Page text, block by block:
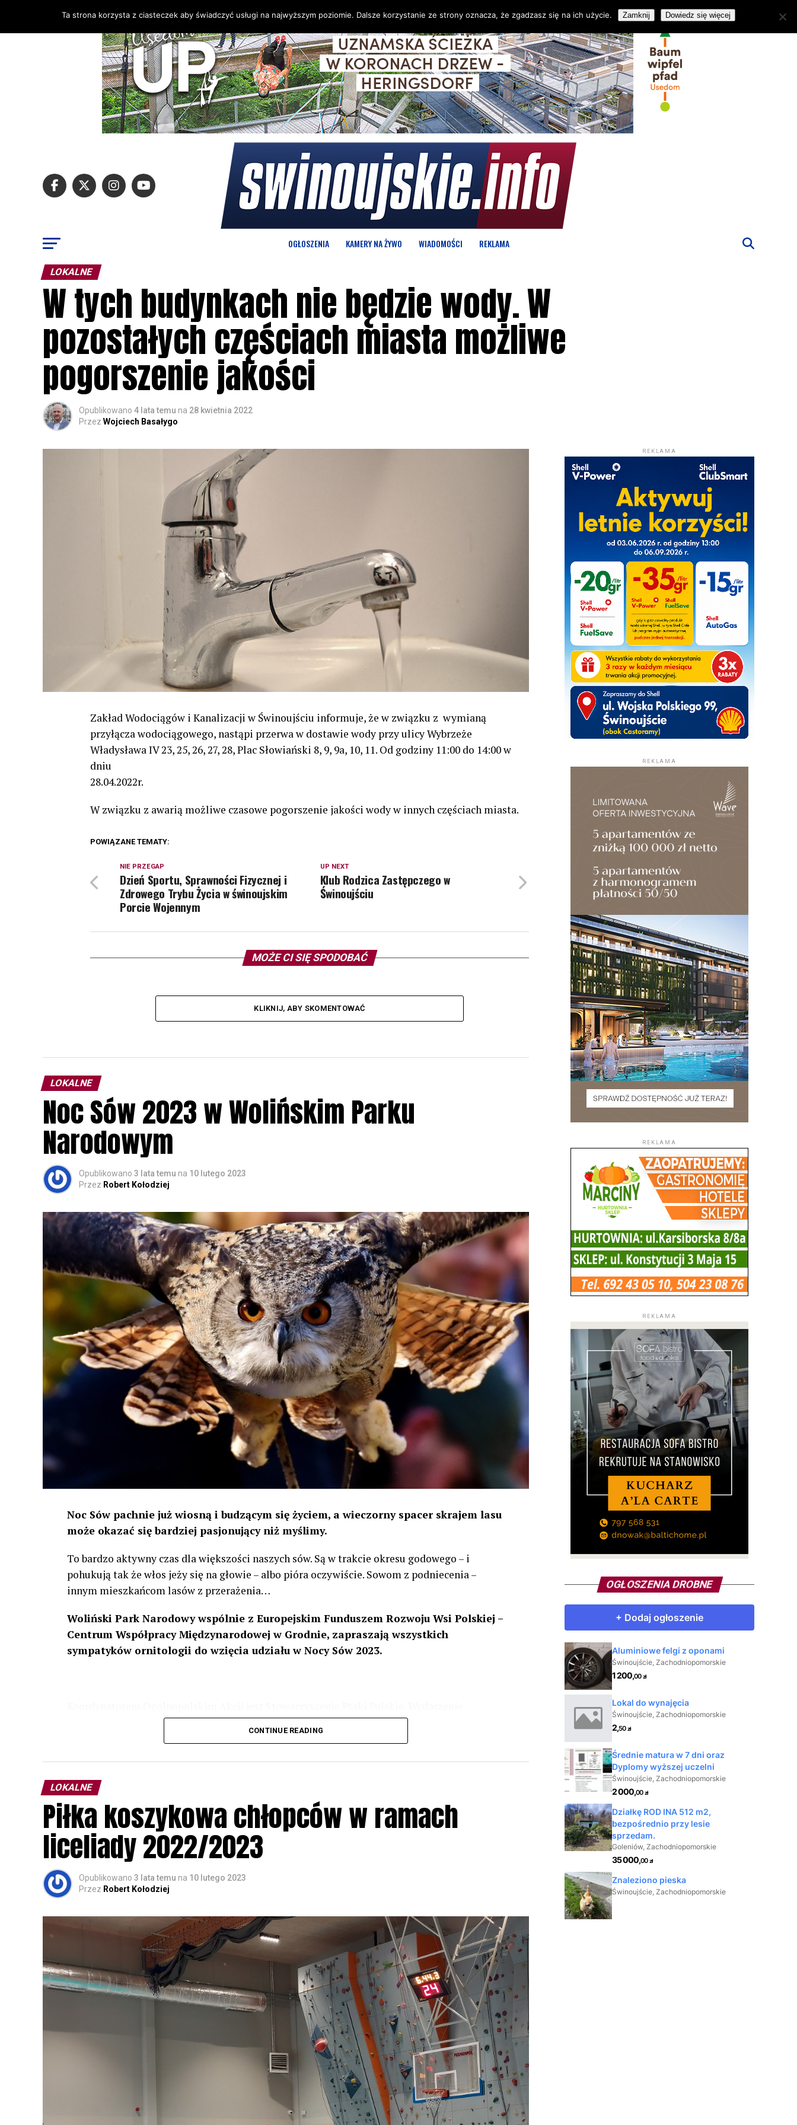
OGŁOSZENIA KAMERY NA ŻYWO WIADOMOŚCI REKLAMA
LOKALNE
W tych budynkach nie będzie wody. W
pozostałych częściach miasta możliwe
pogorszenie jakości
Opublikowano 4 lata temu na 28 kwietnia 2022
Przez Wojciech Basałygo
Zakład Wodociągów i Kanalizacji w Świnoujściu informuje, że w związku z wymianą
przyłącza wodociągowego, nastąpi przerwa w dostawie wody przy ulicy Wybrzeże
Władysława IV 23, 25, 26, 27, 28, Plac Słowiański 8, 9, 9a, 10, 11. Od godziny 11:00 do 14:00 w
dniu
28.04.2022r.
W związku z awarią możliwe czasowe pogorszenie jakości wody w innych częściach miasta.
POWIĄZANE TEMATY:
UP NEXT
Klub Rodzica Zastępczego w
Świnoujściu
NIE PRZEGAP
Dzień Sportu, Sprawności Fizycznej i
Zdrowego Trybu Życia w świnoujskim
Porcie Wojennym
MOŻE CI SIĘ SPODOBAĆ
KLIKNIJ, ABY SKOMENTOWAĆ
LOKALNE
Noc Sów 2023 w Wolińskim Parku
Narodowym
Opublikowano 3 lata temu na 10 lutego 2023
Przez Robert Kołodziej
Noc Sów pachnie już wiosną i budzącym się życiem, a wieczorny spacer skrajem lasu
może okazać się bardziej pasjonujący niż myślimy.
To bardzo aktywny czas dla większości naszych sów. Są w trakcie okresu godowego – i
pohukują tak że włos jeży się na głowie – albo pióra oczywiście. Sowom z podniecenia –
innym mieszkańcom lasów z przerażenia…
Woliński Park Narodowy wspólnie z Europejskim Funduszem Rozwoju Wsi Polskiej –
Centrum Współpracy Międzynarodowej w Grodnie, zapraszają wszystkich
sympatyków ornitologii do wzięcia udziału w Nocy Sów 2023.
odbędzie się w dniach24 i 25 lutego 2023 r. wg harmonogramu przedstawionego na
Wszystkich uczestników zapraszamy do udziału w Akcji, włączenia się w aktywne
rozpoznawanie głosów sów i wymianę doświadczeń przy grillu.Na wydarzenie obowiązują
zapisy.
CONTINUE READING
LOKALNE
Piłka koszykowa chłopców w ramach
liceliady 2022/2023
Opublikowano 3 lata temu na 10 lutego 2023
Przez Robert Kołodziej
REKLAMA
REKLAMA
REKLAMA
REKLAMA
OGŁOSZENIA DROBNE
Ta strona korzysta z ciasteczek aby świadczyć usługi na najwyższym poziomie. Dalsze korzystanie ze strony oznacza, że zgadzasz się na ich użycie. Zamknij Dowiedz się więcej